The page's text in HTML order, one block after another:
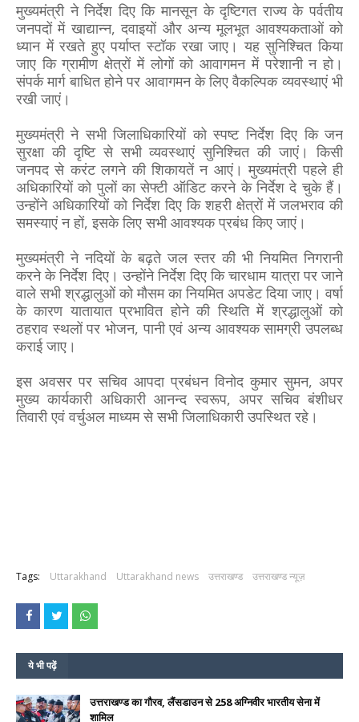
मुख्यमंत्री ने निर्देश दिए कि मानसून के दृष्टिगत राज्य के पर्वतीय
जनपदों में खाद्यान्न, दवाइयों और अन्य मूलभूत आवश्यकताओं को
ध्यान में रखते हुए पर्याप्त स्टॉक रखा जाए। यह सुनिश्चित किया
जाए कि ग्रामीण क्षेत्रों में लोगों को आवागमन में परेशानी न हो।
संपर्क मार्ग बाधित होने पर आवागमन के लिए वैकल्पिक व्यवस्थाएं भी
रखी जाएं।
मुख्यमंत्री ने सभी जिलाधिकारियों को स्पष्ट निर्देश दिए कि जन
सुरक्षा की दृष्टि से सभी व्यवस्थाएं सुनिश्चित की जाएं। किसी
जनपद से करंट लगने की शिकायतें न आएं। मुख्यमंत्री पहले ही
अधिकारियों को पुलों का सेफ्टी ऑडिट करने के निर्देश दे चुके हैं।
उन्होंने अधिकारियों को निर्देश दिए कि शहरी क्षेत्रों में जलभराव की
समस्याएं न हों, इसके लिए सभी आवश्यक प्रबंध किए जाएं।
मुख्यमंत्री ने नदियों के बढ़ते जल स्तर की भी नियमित निगरानी
करने के निर्देश दिए। उन्होंने निर्देश दिए कि चारधाम यात्रा पर जाने
वाले सभी श्रद्धालुओं को मौसम का नियमित अपडेट दिया जाए। वर्षा
के कारण यातायात प्रभावित होने की स्थिति में श्रद्धालुओं को
ठहराव स्थलों पर भोजन, पानी एवं अन्य आवश्यक सामग्री उपलब्ध
कराई जाए।
इस अवसर पर सचिव आपदा प्रबंधन विनोद कुमार सुमन, अपर
मुख्य कार्यकारी अधिकारी आनन्द स्वरूप, अपर सचिव बंशीधर
तिवारी एवं वर्चुअल माध्यम से सभी जिलाधिकारी उपस्थित रहे।
Tags: Uttarakhand Uttarakhand news उत्तराखण्ड उत्तराखण्ड न्यूज़
ये भी पढ़ें
उत्तराखण्ड का गौरव, लैंसडाउन से 258 अग्निवीर भारतीय सेना में
शामिल